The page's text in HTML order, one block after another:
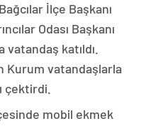
İlçe Başkanı
Odası Başkanı
katıldı.
Kurum vatandaşlarla
çektirdi.
mobil ekmek